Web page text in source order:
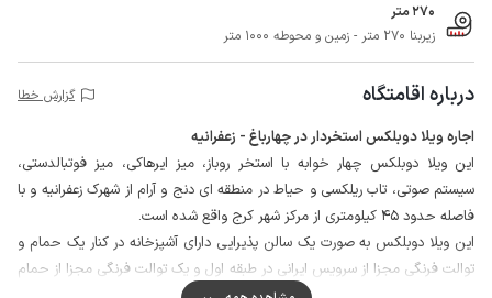
270 متر
زیربنا 270 متر - زمین و محوطه 1000 متر
درباره اقامتگاه گزارش خطا
اجاره ویلا دوبلکس استخردار در چهارباغ - زعفرانیه
این ویلا دوبلکس چهار خوابه با استخر روباز، میز ایرهاکی، میز فوتبالدستی،
سیستم صوتی، تاب ریلکسی و حیاط در منطقه ای دنج و آرام از شهرک زعفرانیه و با
فاصله حدود 45 کیلومتری از مرکز شهر کرج واقع شده است.
این ویلا دوبلکس به صورت یک سالن پذیرایی دارای آشپزخانه در کنار یک حمام و
توالت فرنگی مجزا از سرویس ایرانی در طبقه اول و یک توالت فرنگی مجزا از حمام